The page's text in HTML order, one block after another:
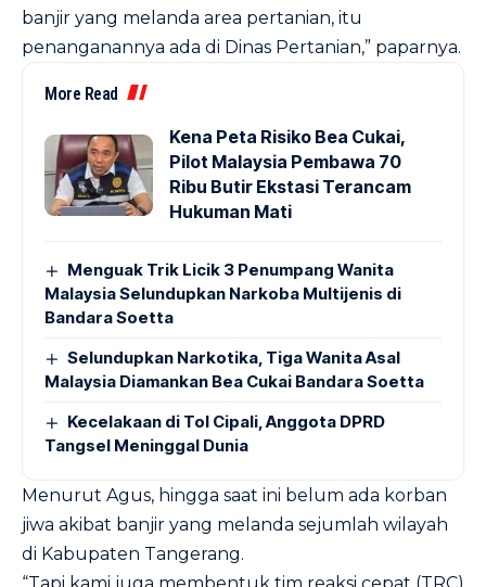
banjir yang melanda area pertanian, itu
penanganannya ada di Dinas Pertanian,” paparnya.
More Read
Kena Peta Risiko Bea Cukai,
Pilot Malaysia Pembawa 70
Ribu Butir Ekstasi Terancam
Hukuman Mati
Menguak Trik Licik 3 Penumpang Wanita
Malaysia Selundupkan Narkoba Multijenis di
Bandara Soetta
Selundupkan Narkotika, Tiga Wanita Asal
Malaysia Diamankan Bea Cukai Bandara Soetta
Kecelakaan di Tol Cipali, Anggota DPRD
Tangsel Meninggal Dunia
Menurut Agus, hingga saat ini belum ada korban
jiwa akibat banjir yang melanda sejumlah wilayah
di Kabupaten Tangerang.